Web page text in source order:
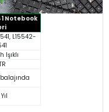
Notebook
L15542-
Işıklı